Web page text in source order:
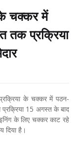
के चक्कर में
तक प्रक्रिया
के चक्कर में पठन-
प्रक्रिया 15 अगस्त के बाद
के लिए चक्कर काट रहे
दिया है।